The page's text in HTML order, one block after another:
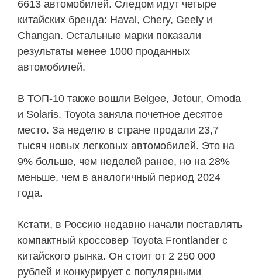
6613 автомобилей. Следом идут четыре
китайских бренда: Haval, Chery, Geely и
Changan. Остальные марки показали
результаты менее 1000 проданных
автомобилей.
В ТОП-10 также вошли Belgee, Jetour, Omoda
и Solaris. Toyota заняла почетное десятое
место. За неделю в стране продали 23,7
тысяч новых легковых автомобилей. Это на
9% больше, чем неделей ранее, но на 28%
меньше, чем в аналогичный период 2024
года.
Кстати, в Россию недавно начали поставлять
компактный кроссовер Toyota Frontlander с
китайского рынка. Он стоит от 2 250 000
рублей и конкурирует с популярными